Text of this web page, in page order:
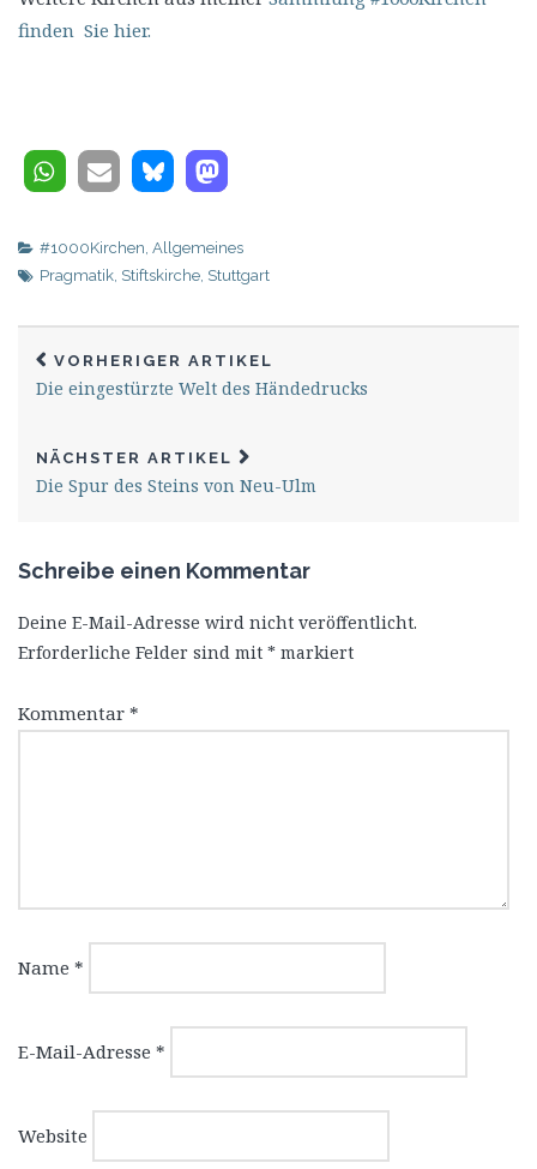
finden Sie hier.
#1000Kirchen, Allgemeines
Pragmatik, Stiftskirche, Stuttgart
VORHERIGER ARTIKEL
Die eingestürzte Welt des Händedrucks
NÄCHSTER ARTIKEL
Die Spur des Steins von Neu-Ulm
Schreibe einen Kommentar
Deine E-Mail-Adresse wird nicht veröffentlicht.
Erforderliche Felder sind mit * markiert
Kommentar *
Name *
E-Mail-Adresse *
Website